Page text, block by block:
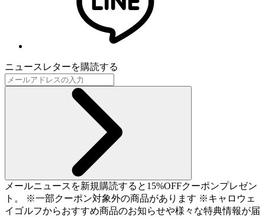
ニュースレターを購読する
メールニュースを新規購読すると15%OFFクーポンプレゼン
ト。 ※一部クーポン対象外の商品があります ※キャロウェ
イゴルフからおすすめ商品のお知らせや様々な特典情報が届